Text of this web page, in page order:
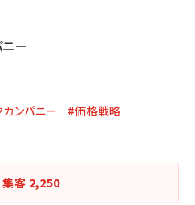
ー
カンパニー
#価格戦略
集客 2,250